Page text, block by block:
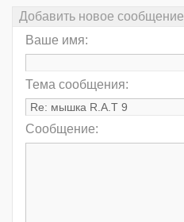
Добавить новое сообщение
Ваше имя:
Тема сообщения:
Сообщение: